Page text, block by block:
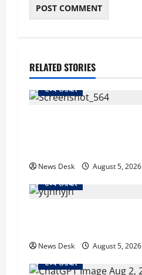
RELATED STORIES
राज्य समाचार
News Desk August 5, 2026
राज्य समाचार
News Desk August 5, 2026
राज्य समाचार